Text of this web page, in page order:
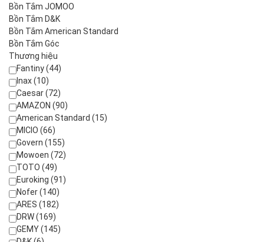
Bồn Tắm JOMOO
Bồn Tắm D&K
Bồn Tắm American Standard
Bồn Tắm Góc
Thương hiệu
Fantiny (44)
Inax (10)
Caesar (72)
AMAZON (90)
American Standard (15)
MICIO (66)
Govern (155)
Mowoen (72)
TOTO (49)
Euroking (91)
Nofer (140)
ARES (182)
DRW (169)
GEMY (145)